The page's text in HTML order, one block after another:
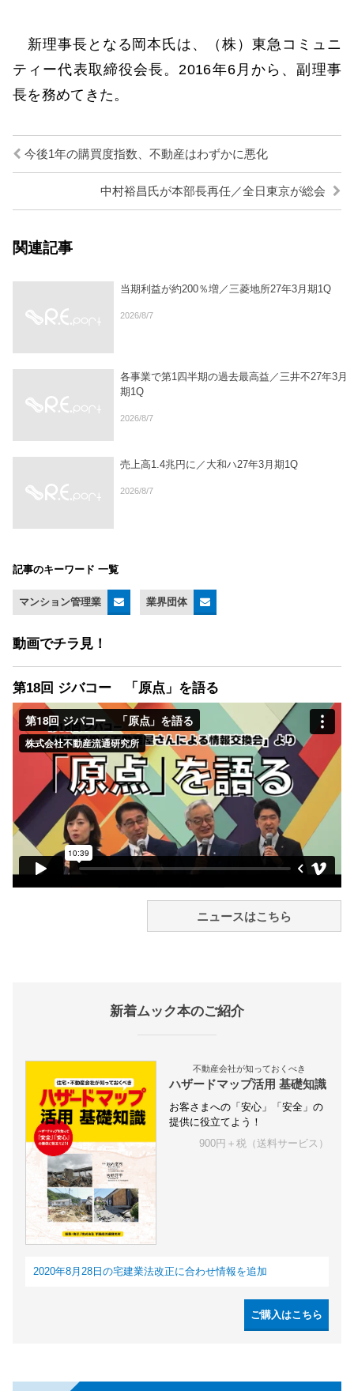
新理事長となる岡本氏は、（株）東急コミュニ
ティー代表取締役会長。2016年6月から、副理事
長を務めてきた。
今後1年の購買度指数、不動産はわずかに悪化
中村裕昌氏が本部長再任／全日東京が総会
関連記事
当期利益が約200％増／三菱地所27年3月期1Q
2026/8/7
各事業で第1四半期の過去最高益／三井不27年3月
期1Q
2026/8/7
売上高1.4兆円に／大和ハ27年3月期1Q
2026/8/7
記事のキーワード 一覧
マンション管理業 業界団体
動画でチラ見！
第18回 ジバコー 「原点」を語る
ニュースはこちら
新着ムック本のご紹介
不動産会社が知っておくべき
ハザードマップ活用 基礎知識
お客さまへの「安心」「安全」の
提供に役立てよう！
900円＋税（送料サービス）
2020年8月28日の宅建業法改正に合わせ情報を追加
ご購入はこちら